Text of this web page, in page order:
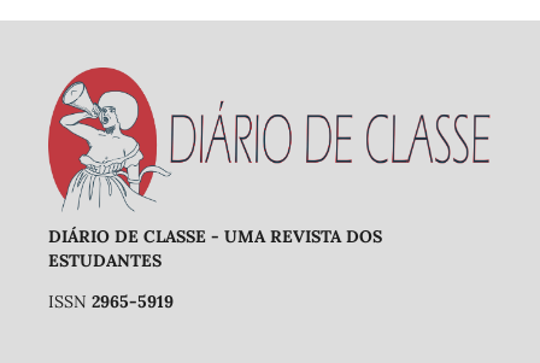
DIÁRIO DE CLASSE - UMA REVISTA DOS
ESTUDANTES
ISSN 2965-5919